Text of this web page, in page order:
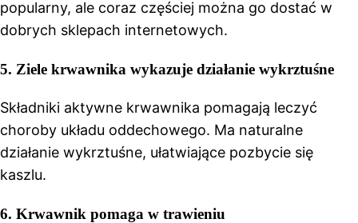
popularny, ale coraz częściej można go dostać w
dobrych sklepach internetowych.
5. Ziele krwawnika wykazuje działanie wykrztuśne
Składniki aktywne krwawnika pomagają leczyć
choroby układu oddechowego. Ma naturalne
działanie wykrztuśne, ułatwiające pozbycie się
kaszlu.
6. Krwawnik pomaga w trawieniu